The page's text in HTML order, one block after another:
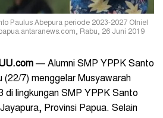
Paulus Abepura periode 2023-2027 Otniel
Rabu, 26 Juni 2019
— Alumni SMP YPPK Santo
(22/7) menggelar Musyawarah
di lingkungan SMP YPPK Santo
Provinsi Papua. Selain